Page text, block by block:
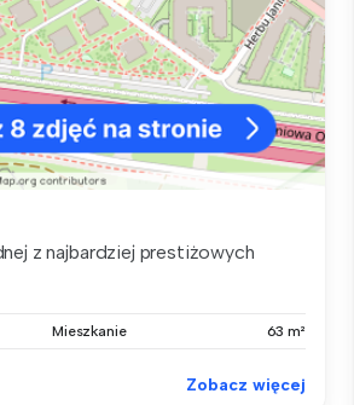
z najbardziej prestiżowych
Mieszkanie 63 m²
Zobacz więcej